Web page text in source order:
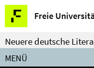
Springe
direkt
zu
Inhalt
Freie
Service-
Navigation
Neuere deutsche
MENÜ